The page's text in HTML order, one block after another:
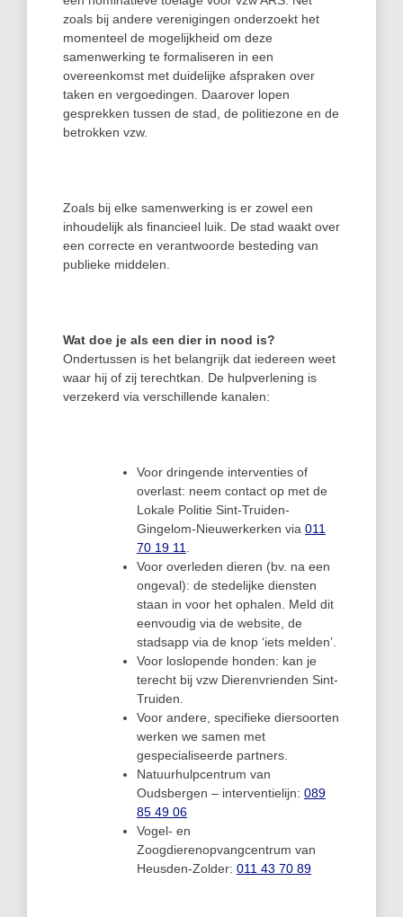
zoals bij andere verenigingen onderzoekt het
momenteel de mogelijkheid om deze
samenwerking te formaliseren in een
overeenkomst met duidelijke afspraken over
taken en vergoedingen. Daarover lopen
gesprekken tussen de stad, de politiezone en de
betrokken vzw.
Zoals bij elke samenwerking is er zowel een
inhoudelijk als financieel luik. De stad waakt over
een correcte en verantwoorde besteding van
publieke middelen.
Wat doe je als een dier in nood is?
Ondertussen is het belangrijk dat iedereen weet
waar hij of zij terechtkan. De hulpverlening is
verzekerd via verschillende kanalen:
Voor dringende interventies of
overlast: neem contact op met de
Lokale Politie Sint-Truiden-
Gingelom-Nieuwerkerken via 011
70 19 11
Voor overleden dieren (bv. na een
ongeval): de stedelijke diensten
staan in voor het ophalen. Meld dit
eenvoudig via de website, de
stadsapp via de knop ‘iets melden’.
Voor loslopende honden: kan je
terecht bij vzw Dierenvrienden Sint-
Truiden.
Voor andere, specifieke diersoorten
werken we samen met
gespecialiseerde partners.
Natuurhulpcentrum van
Oudsbergen – interventielijn: 089
85 49 06
Vogel- en
Zoogdierenopvangcentrum van
Heusden-Zolder: 011 43 70 89